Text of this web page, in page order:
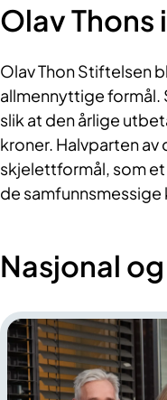
Olav Thons
Olav Thon Stiftelsen
allmennyttige formål.
slik at den årlige
kroner. Halvparten
skjelettformål, som
de
Nasjonal